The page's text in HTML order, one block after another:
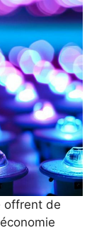
offrent de